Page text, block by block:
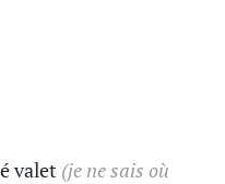
valet (je ne sais où